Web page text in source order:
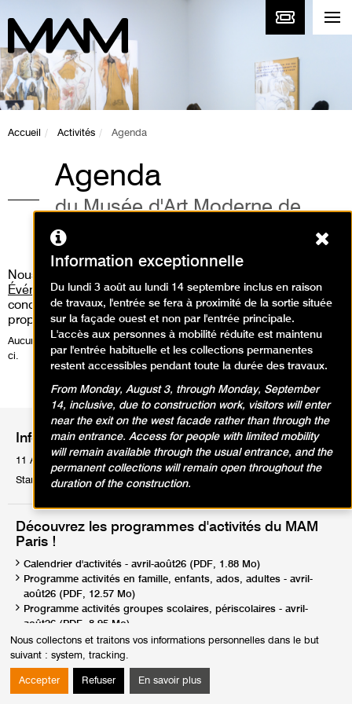
Nous collectons et traitons vos informations personnelles dans le but
suivant : system, tracking.
Accepter Refuser En savoir plus
Accueil Activités Agenda
Agenda
du Musée d'Art Moderne de
Paris
Nous vous invitons aussi à consulter
Événements» où vous pourrez découvrir les performances,
concert live, workshop, médiation guidée que nous
proposons.
Aucune activité ne correspond à votre recherche, veuillez modifier celle-
ci.
Informations pratiques
11 Avenue du Président Wilson 75116 Paris
Standard : Tél. +33 1 53 67 40 00
Découvrez les programmes d'activités du MAM
Paris !
Calendrier d'activités - avril-août26 (PDF, 1.88 Mo)
Programme activités en famille, enfants, ados, adultes - avril-
août26 (PDF, 12.57 Mo)
Programme activités groupes scolaires, périscolaires - avril-
août26 (PDF, 8.95 Mo)
Programme activités groupes champ social et handicaps - avril-
août26 (PDF, 9.44 Mo)
Information exceptionnelle
Du lundi 3 août au lundi 14 septembre inclus en raison
de travaux, l'entrée se fera à proximité de la sortie située
sur la façade ouest et non par l'entrée principale.
L'accès aux personnes à mobilité réduite est maintenu
par l'entrée habituelle et les collections permanentes
restent accessibles pendant toute la durée des travaux.
From Monday, August 3, through Monday, September
14, inclusive, due to construction work, visitors will enter
near the exit on the west facade rather than through the
main entrance. Access for people with limited mobility
will remain available through the usual entrance, and the
permanent collections will remain open throughout the
duration of the construction.